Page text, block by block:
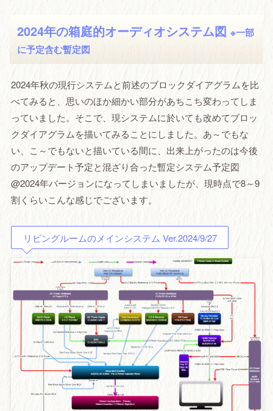
2024年の箱庭的オーディオシステム図 ※一部
に予定含む暫定図
2024年秋の現行システムと前述のブロックダイアグラムを比
べてみると、思いのほか細かい部分があちこち変わってしま
っていました。そこで、現システムに於いても改めてブロッ
クダイアグラムを描いてみることにしました。あ～でもな
い、こ～でもないと描いている間に、出来上がったのは今後
のアップデート予定と混ざり合った暫定システム予定図
@2024年バージョンになってしまいましたが、現時点で8～9
割くらいこんな感じでございます。
リビングルームのメインシステム Ver.2024/9/27